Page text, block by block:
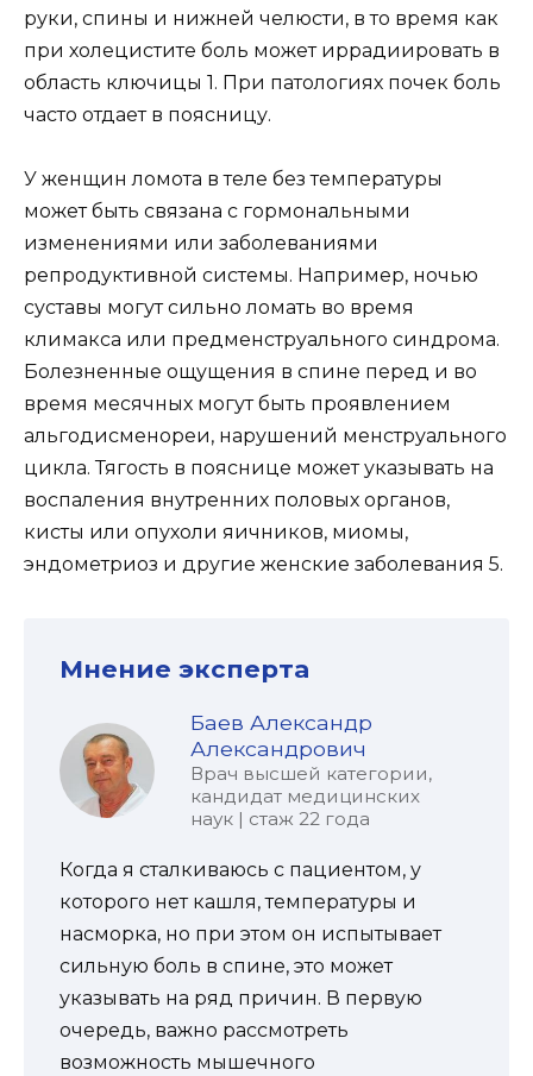
руки, спины и нижней челюсти, в то время как
при холецистите боль может иррадиировать в
область ключицы 1. При патологиях почек боль
часто отдает в поясницу.
У женщин ломота в теле без температуры
может быть связана с гормональными
изменениями или заболеваниями
репродуктивной системы. Например, ночью
суставы могут сильно ломать во время
климакса или предменструального синдрома.
Болезненные ощущения в спине перед и во
время месячных могут быть проявлением
альгодисменореи, нарушений менструального
цикла. Тягость в пояснице может указывать на
воспаления внутренних половых органов,
кисты или опухоли яичников, миомы,
эндометриоз и другие женские заболевания 5.
Мнение эксперта
Баев Александр
Александрович
Врач высшей категории,
кандидат медицинских
наук | стаж 22 года
Когда я сталкиваюсь с пациентом, у
которого нет кашля, температуры и
насморка, но при этом он испытывает
сильную боль в спине, это может
указывать на ряд причин. В первую
очередь, важно рассмотреть
возможность мышечного